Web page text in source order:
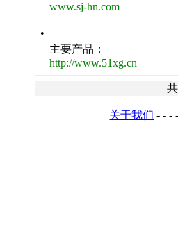
www.sj-hn.com
•
主要产品：
http://www.51xg.cn
关于我们 - - -